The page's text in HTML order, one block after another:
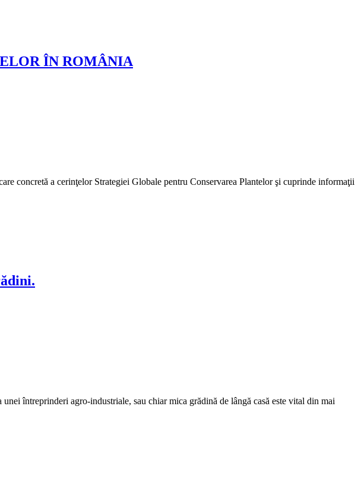
ÎN ROMÂNIA
concretă a cerinţelor Strategiei Globale pentru Conservarea Plantelor şi cuprinde informaţii
întreprinderi agro-industriale, sau chiar mica grădină de lângă casă este vital din mai